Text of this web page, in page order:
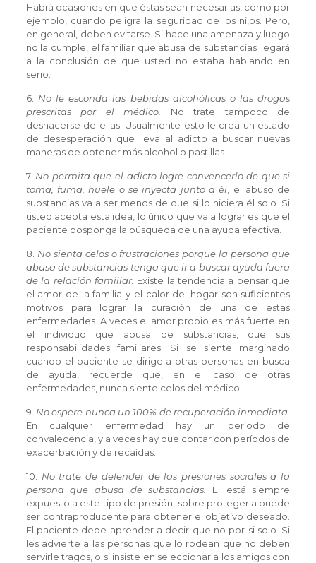
Habrá ocasiones en que éstas sean necesarias, como por
ejemplo, cuando peligra la seguridad de los ni‚os. Pero,
en general, deben evitarse. Si hace una amenaza y luego
no la cumple, el familiar que abusa de substancias llegará
a la conclusión de que usted no estaba hablando en
serio.
6. No le esconda las bebidas alcohólicas o las drogas
prescritas por el médico.
No trate tampoco de
deshacerse de ellas. Usualmente esto le crea un estado
de desesperación que lleva al adicto a buscar nuevas
maneras de obtener más alcohol o pastillas.
7. No permita que el adicto logre convencerlo de que si
toma, fuma, huele o se inyecta junto a él , el abuso de
substancias va a ser menos de que si lo hiciera él solo. Si
usted acepta esta idea, lo único que va a lograr es que el
paciente posponga la búsqueda de una ayuda efectiva.
8. No sienta celos o frustraciones porque la persona que
abusa de substancias tenga que ir a buscar ayuda fuera
de la relación familiar. Existe la tendencia a pensar que
el amor de la familia y el calor del hogar son suficientes
motivos para lograr la curación de una de estas
enfermedades. A veces el amor propio es más fuerte en
el individuo que abusa de substancias, que sus
responsabilidades familiares. Si se siente marginado
cuando el paciente se dirige a otras personas en busca
de ayuda, recuerde que, en el caso de otras
enfermedades, nunca siente celos del médico.
9. No espere nunca un 100% de recuperación inmediata.
En cualquier enfermedad hay un período de
convalecencia, y a veces hay que contar con períodos de
exacerbación y de recaídas.
10. No trate de defender de las presiones sociales a la
persona que abusa de substancias.
El está siempre
expuesto a este tipo de presión, sobre protegerla puede
ser contraproducente para obtener el objetivo deseado.
El paciente debe aprender a decir que no por si solo. Si
les advierte a las personas que lo rodean que no deben
servirle tragos, o si insiste en seleccionar a los amigos con